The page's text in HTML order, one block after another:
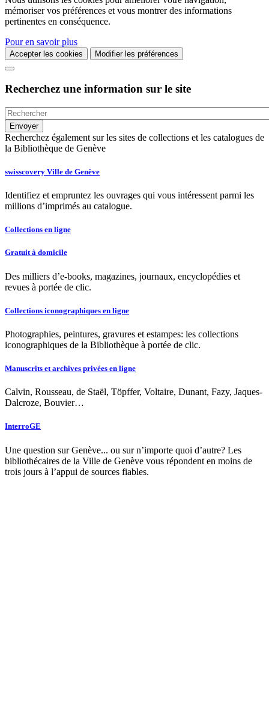
mémoriser vos préférences et vous montrer des informations
pertinentes en conséquence.
Pour en savoir plus
Accepter les cookies Modifier les préférences
Recherchez une information sur le site
Recherchez également sur les sites de collections et les catalogues de
la Bibliothèque de Genève
swisscovery Ville de Genève
Identifiez et empruntez les ouvrages qui vous intéressent parmi les
millions d’imprimés au catalogue.
Collections en ligne
Gratuit à domicile
Des milliers d’e-books, magazines, journaux, encyclopédies et
revues à portée de clic.
Collections iconographiques en ligne
Photographies, peintures, gravures et estampes: les collections
iconographiques de la Bibliothèque à portée de clic.
Manuscrits et archives privées en ligne
Calvin, Rousseau, de Staël, Töpffer, Voltaire, Dunant, Fazy, Jaques-
Dalcroze, Bouvier…
InterroGE
Une question sur Genève... ou sur n’importe quoi d’autre? Les
bibliothécaires de la Ville de Genève vous répondent en moins de
trois jours à l’appui de sources fiables.